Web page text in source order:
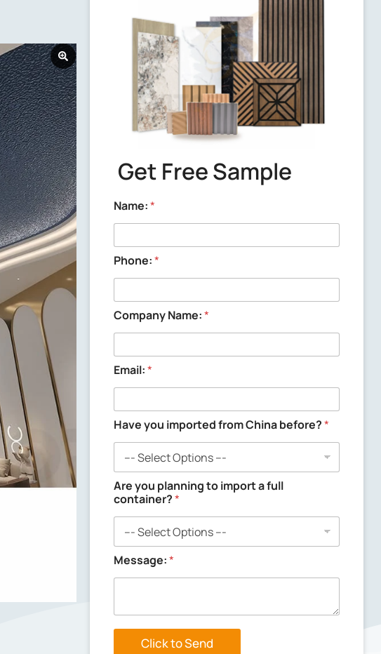
Delivery time
We will send out the samples within 3
working days after confirming the
samples with you.
Get Free Sample
Name:*
Phone:*
Company Name:*
Email:*
p
l
a
n
i
n
g
f
o
m
C
n
a
Have you imported from China before?*
Are you planning to import a full
container?*
Message:*
Click to Send